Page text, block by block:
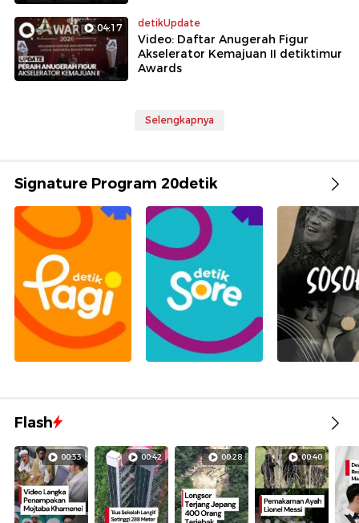
04:17 detikUpdate
Video: Daftar Anugerah Figur
Akselerator Kemajuan II detiktimur
Awards
Selengkapnya
Signature Program 20detik
Flash
00:33 00:42 00:28 00:40